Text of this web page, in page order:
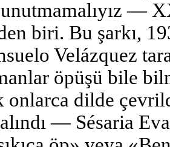
—
biri. Bu şarkı,
Velázquez
öpüşü bile
onlarca dilde
— Sésaria